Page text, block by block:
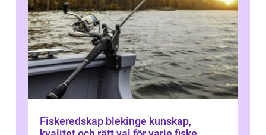
Fiskeredskap blekinge kunskap,